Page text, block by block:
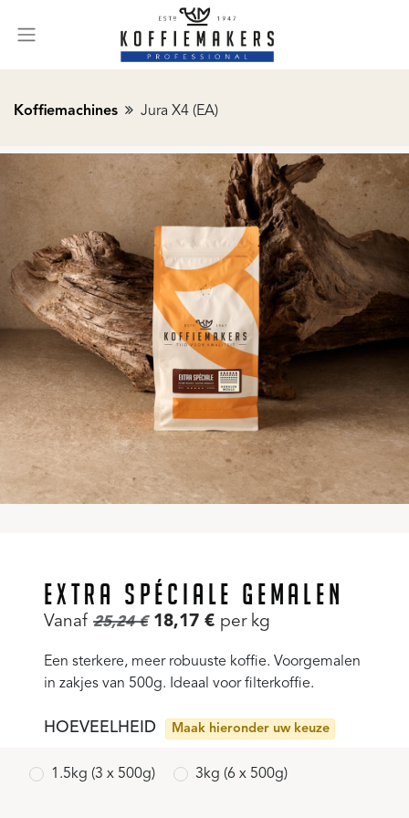
Koffiemachines Jura X4 (EA)
EXTRA SPÉCIALE GEMALEN
Vanaf 25,24€ 18,17 € per kg
Een sterkere, meer robuuste koffie. Voorgemalen
in zakjes van 500g. Ideaal voor filterkoffie.
HOEVEELHEID Maak hieronder uw keuze
1.5kg (3 x 500g) 3kg (6 x 500g)